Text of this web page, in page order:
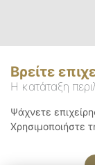
Βρείτε
Η κατάταξη
Ψάχνετε
Χρησιμοποιήστε